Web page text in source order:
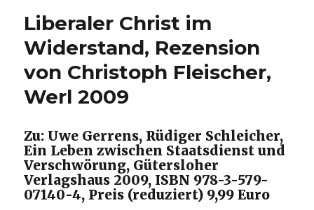
Liberaler Christ im
Widerstand, Rezension
von Christoph Fleischer,
Werl 2009
Zu: Uwe Gerrens, Rüdiger Schleicher,
Ein Leben zwischen Staatsdienst und
Verschwörung, Gütersloher
Verlagshaus 2009, ISBN 978-3-579-
07140-4, Preis (reduziert) 9,99 Euro